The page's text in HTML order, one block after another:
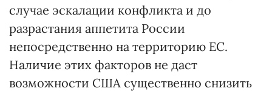
случае эскалации конфликта и до
разрастания аппетита России
непосредственно на территорию ЕС.
Наличие этих факторов не даст
возможности США существенно снизить